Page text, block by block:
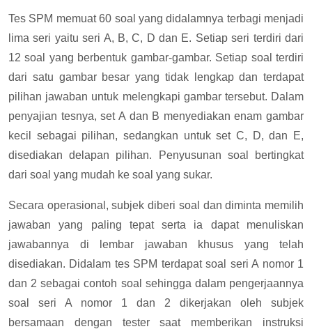
Tes SPM memuat 60 soal yang didalamnya terbagi menjadi
lima seri yaitu seri A, B, C, D dan E. Setiap seri terdiri dari
12 soal yang berbentuk gambar-gambar. Setiap soal terdiri
dari satu gambar besar yang tidak lengkap dan terdapat
pilihan jawaban untuk melengkapi gambar tersebut. Dalam
penyajian tesnya, set A dan B menyediakan enam gambar
kecil sebagai pilihan, sedangkan untuk set C, D, dan E,
disediakan delapan pilihan. Penyusunan soal bertingkat
dari soal yang mudah ke soal yang sukar.
Secara operasional, subjek diberi soal dan diminta memilih
jawaban yang paling tepat serta ia dapat menuliskan
jawabannya di lembar jawaban khusus yang telah
disediakan. Didalam tes SPM terdapat soal seri A nomor 1
dan 2 sebagai contoh soal sehingga dalam pengerjaannya
soal seri A nomor 1 dan 2 dikerjakan oleh subjek
bersamaan dengan tester saat memberikan instruksi